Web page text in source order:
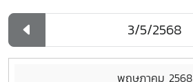
พฤษภาคม 2568